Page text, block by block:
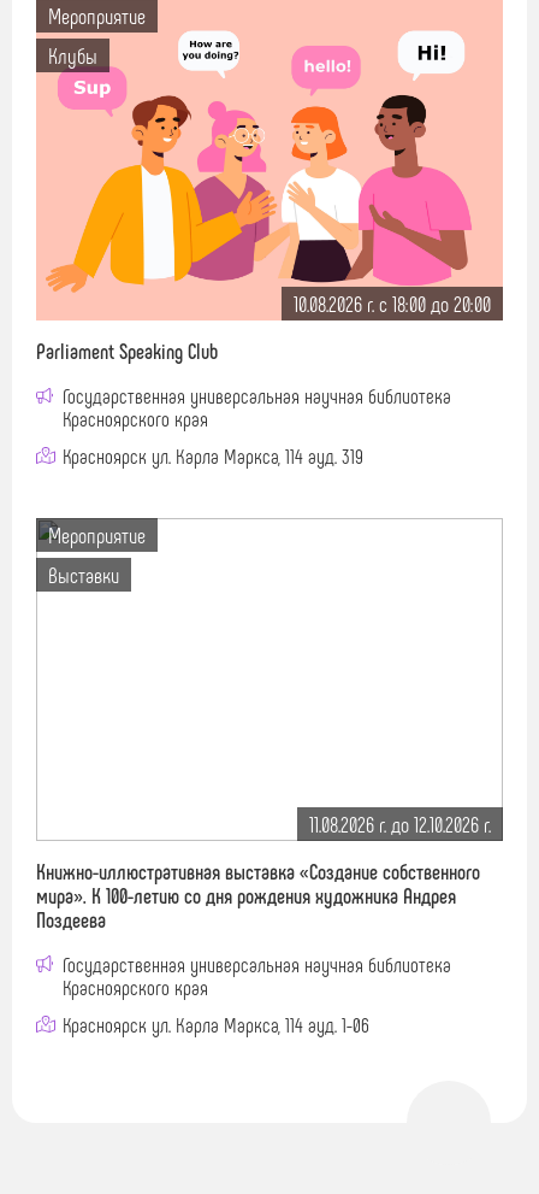
Мероприятие
Клубы
10.08.2026 г. c 18:00 до 20:00
Parliament Speaking Club
Государственная универсальная научная библиотека
Красноярского края
Красноярск ул. Карла Маркса, 114 ауд. 319
Мероприятие
Выставки
11.08.2026 г. до 12.10.2026 г.
Книжно-иллюстративная выставка «Создание собственного
мира». К 100-летию со дня рождения художника Андрея
Поздеева
Государственная универсальная научная библиотека
Красноярского края
Красноярск ул. Карла Маркса, 114 ауд. 1-06